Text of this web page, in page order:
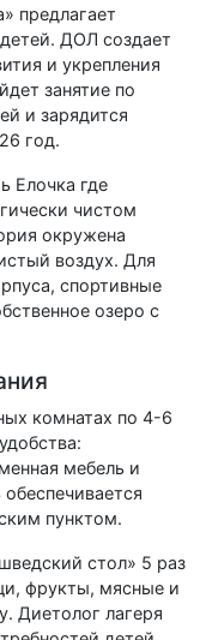
предлагает
ДОЛ создает
и укрепления
занятие по
и зарядится
год.
Елочка где
чистом
окружена
воздух. Для
спортивные
озеро с
комнатах по 4-6
мебель и
пунктом.
стол» 5 раз
фрукты, мясные и
Диетолог лагеря